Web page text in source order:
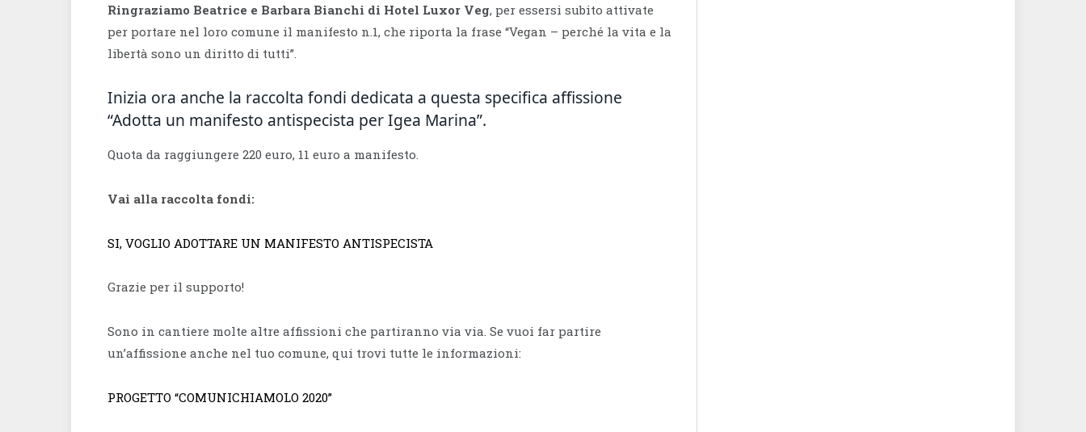
Ringraziamo Beatrice e Barbara Bianchi di Hotel Luxor Veg, per essersi subito attivate
per portare nel loro comune il manifesto n.1, che riporta la frase “Vegan – perché la vita e la
libertà sono un diritto di tutti”.
Inizia ora anche la raccolta fondi dedicata a questa specifica affissione
“Adotta un manifesto antispecista per Igea Marina”.
Quota da raggiungere 220 euro, 11 euro a manifesto.
Vai alla raccolta fondi:
SI, VOGLIO ADOTTARE UN MANIFESTO ANTISPECISTA
Grazie per il supporto!
Sono in cantiere molte altre affissioni che partiranno via via. Se vuoi far partire
un’affissione anche nel tuo comune, qui trovi tutte le informazioni:
PROGETTO “COMUNICHIAMOLO 2020”